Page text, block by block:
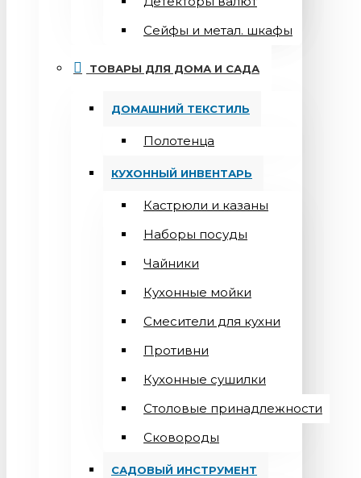
Сейфы и метал. шкафы
ТОВАРЫ ДЛЯ ДОМА И САДА
ДОМАШНИЙ ТЕКСТИЛЬ
Полотенца
КУХОННЫЙ ИНВЕНТАРЬ
Кастрюли и казаны
Наборы посуды
Чайники
Кухонные мойки
Смесители для кухни
Противни
Кухонные сушилки
Столовые принадлежности
Сковороды
САДОВЫЙ ИНСТРУМЕНТ